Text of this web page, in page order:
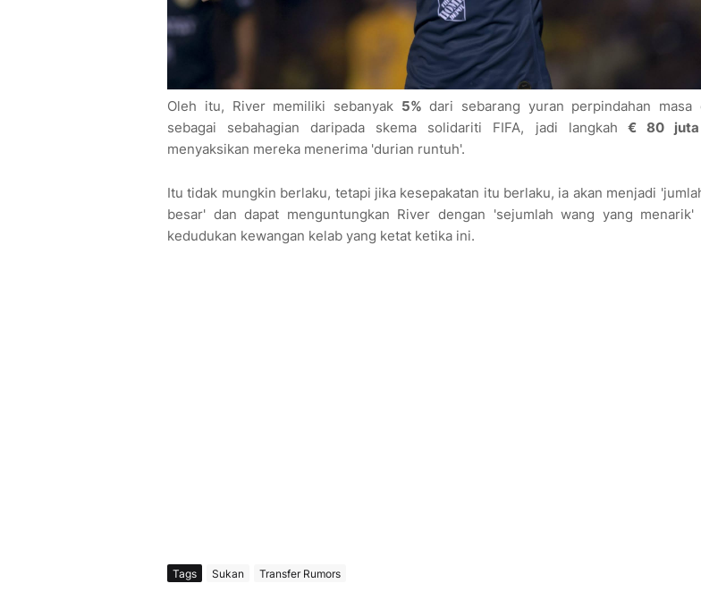
Oleh itu, River memiliki sebanyak 5% dari sebarang yuran perpindahan masa
sebagai sebahagian daripada skema solidariti FIFA, jadi langkah € 80 juta
menyaksikan mereka menerima 'durian runtuh'.
Itu tidak mungkin berlaku, tetapi jika kesepakatan itu berlaku, ia akan menjadi
besar' dan dapat menguntungkan River dengan 'sejumlah wang yang menarik'
kedudukan kewangan kelab yang ketat ketika ini.
Tags Sukan Transfer Rumors